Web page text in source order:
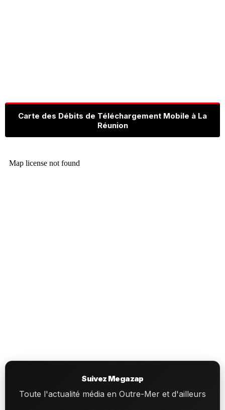
Carte des Débits de Téléchargement Mobile à La
Réunion
Suivez Megazap
Toute l'actualité média en Outre-Mer et d'ailleurs